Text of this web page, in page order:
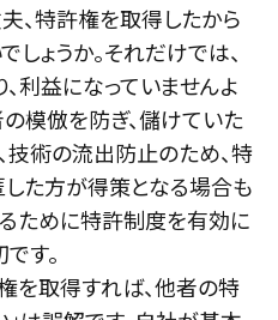
、特許権を取得したから
ょうか。それだけでは、
利益になっていませんよ
模倣を防ぎ、儲けていた
技術の流出防止のため、特
た方が得策となる場合も
ために特許制度を有効に
す。
を取得すれば、他者の特